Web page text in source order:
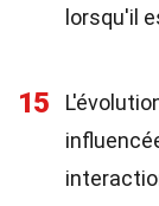
lorsqu'il
15